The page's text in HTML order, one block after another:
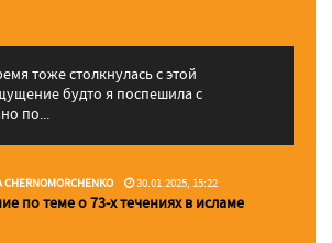
тоже столкнулась с этой
будто я поспешила с
по...
CHERNOMORCHENKO 30.01.2025, 15:22
по теме о 73-х течениях в исламе